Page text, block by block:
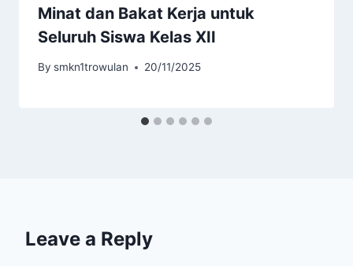
Minat dan Bakat Kerja untuk
Seluruh Siswa Kelas XII
By smkn1trowulan 20/11/2025
Leave a Reply